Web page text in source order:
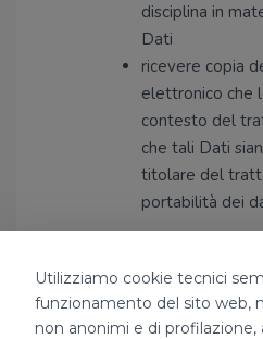
disciplina in
Dati
ricevere copia
elettronico che
contesto del
che tali Dati
titolare del
portabilità dei
il Titolare, inviando
ordinaria al seguente
Utilizziamo cookie tecnici
funzionamento del sito web,
non anonimi e di